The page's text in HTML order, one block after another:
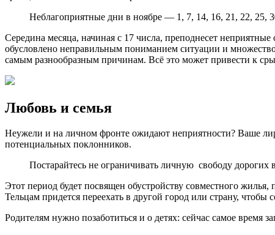
Неблагоприятные дни в ноябре — 1, 7, 14, 16, 21, 22, 25,
Середина месяца, начиная с 17 числа, преподнесет
обусловлено неправильным пониманием ситуации и
самым разнообразным причинам. Всё это может привести к
Любовь и семья
Неужели и на личном фронте ожидают неприятности? Ваше
потенциальных поклонников.
Постарайтесь не ограничивать личную свободу
Этот период будет посвящен обустройству совместного
Тельцам придется переехать в другой город или страну,
Родителям нужно позаботиться и о детях: сейчас самое